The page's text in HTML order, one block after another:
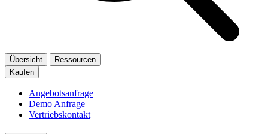
Übersicht
Ressourcen
Kaufen
Angebotsanfrage
Demo Anfrage
Vertriebskontakt